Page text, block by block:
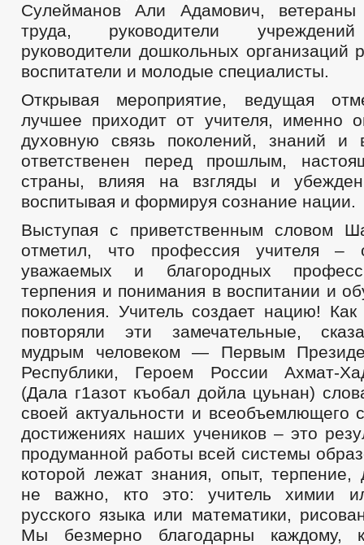
Сулейманов Али Адамович, ветераны
труда, руководители
руководители дошкольных организаций
воспитатели и молодые специалисты.
Открывая мероприятие, ведущая
лучшее приходит от учителя, именно
духовную связь поколений, знаний и
ответственен перед прошлым,
страны, влияя на взгляды и
воспитывая и формируя сознание нации.
Выступая с приветственным словом
отметил, что профессия учителя
уважаемых и благородных
терпения и понимания в воспитании и
поколения. Учитель создает нацию!
повторяли эти замечательные,
мудрым человеком — Первым
Республики, Героем России Ахмат-
(Дала г1азот къобал дойла цуьнан)
своей актуальности и всеобъемлющего
достижениях наших учеников – это
продуманной работы всей системы
которой лежат знания, опыт, терпение,
не важно, кто это: учитель химии
русского языка или математики,
Мы безмерно благодарны каждому,